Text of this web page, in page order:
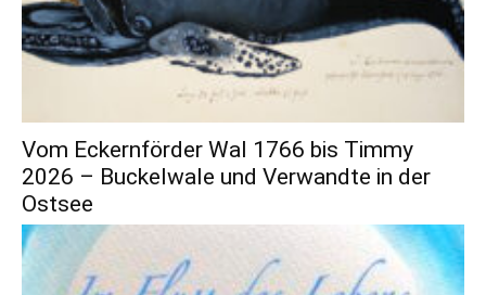
Vom Eckernförder Wal 1766 bis Timmy
2026 – Buckelwale und Verwandte in der
Ostsee